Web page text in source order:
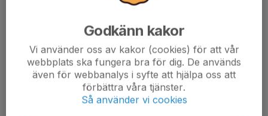
Godkänn kakor
Vi använder oss av kakor (cookies) för att vår
webbplats ska fungera bra för dig. De används
även för webbanalys i syfte att hjälpa oss att
förbättra våra tjänster.
Så använder vi cookies